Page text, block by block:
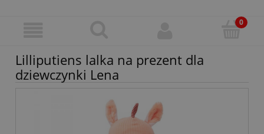
Lilliputiens lalka na prezent dla
dziewczynki Lena